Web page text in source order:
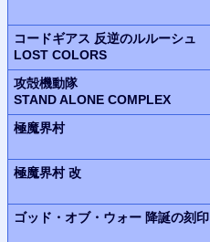
コードギアス 反逆のルルーシュ
LOST COLORS
攻殻機動隊
STAND ALONE COMPLEX
極魔界村
極魔界村 改
ゴッド・オブ・ウォー 降誕の刻印